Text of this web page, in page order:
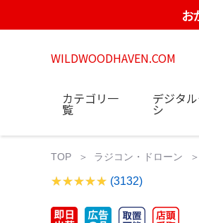
お
WILDWOODHAVEN.COM
カテゴリ一
覧
デジタ
シ
TOP ラジコン・ドローン
(3132)